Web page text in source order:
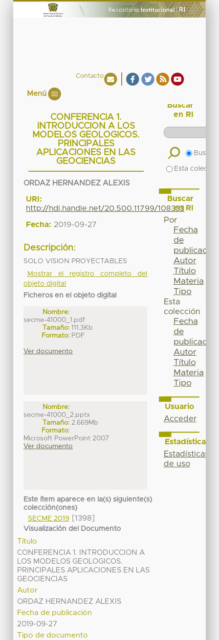
Contacto
Menú
CONFERENCIA 1.
INTRODUCCION A LOS
MODELOS GEOLOGICOS.
PRINCIPALES
APLICACIONES EN LAS
GEOCIENCIAS
ORDAZ HERNANDEZ ALEXIS
URI:
http://hdl.handle.net/20.500.11799/108333
Fecha: 2019-09-27
Descripción:
SOLO VISION PROYECTABLES
Mostrar el registro completo del
objeto digital
Ficheros en el objeto digital
Nombre:
secme-41000_1.pdf
Tamaño: 111.3Kb
Formato: PDF
Ver documento
Nombre:
secme-41000_2.pptx
Tamaño: 2.669Mb
Formato:
Microsoft PowerPoint 2007
Ver documento
Este ítem aparece en la(s) siguiente(s)
colección(ones)
SECME 2019 [1398]
Visualización del Documento
Título
CONFERENCIA 1. INTRODUCCION A
LOS MODELOS GEOLOGICOS.
PRINCIPALES APLICACIONES EN LAS
GEOCIENCIAS
Autor
ORDAZ HERNANDEZ ALEXIS
Fecha de publicación
2019-09-27
Tipo de documento
Buscar
en RI
Buscar
Esta
Buscar
en RI
Por
Fecha
de
publicación
Autor
Título
Materia
Tipo
Esta
colección
Fecha
de
publicación
Autor
Título
Materia
Tipo
Usuario
Acceder
Estadísticas
Estadísticas
de uso